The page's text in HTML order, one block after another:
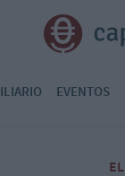
EVENTOS